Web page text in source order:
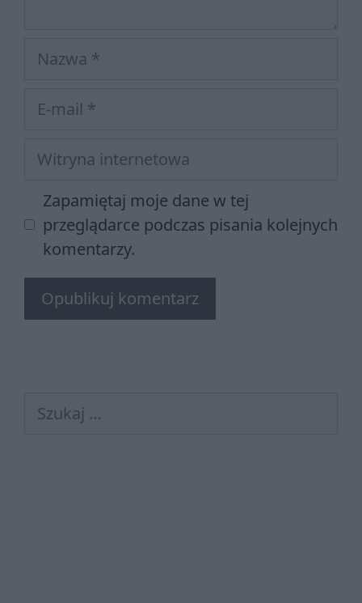
Nazwa
Witryna
internetowa
Zapamiętaj moje dane w tej
przeglądarce podczas pisania kolejnych
komentarzy.